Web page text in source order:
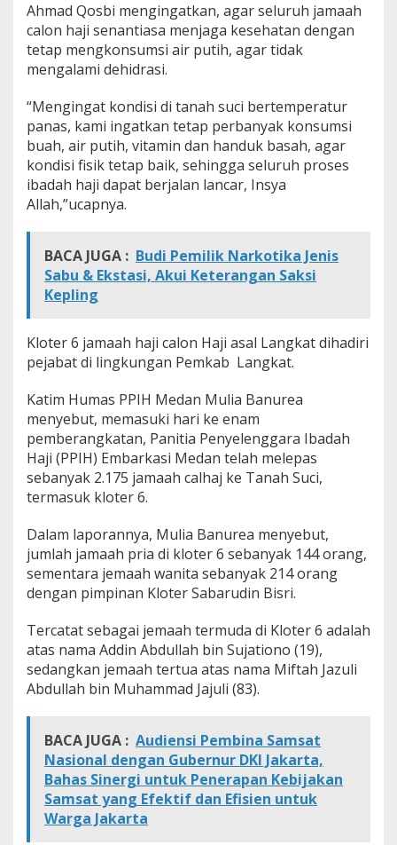
Ahmad Qosbi mengingatkan, agar seluruh jamaah
calon haji senantiasa menjaga kesehatan dengan
tetap mengkonsumsi air putih, agar tidak
mengalami dehidrasi.
“Mengingat kondisi di tanah suci bertemperatur
panas, kami ingatkan tetap perbanyak konsumsi
buah, air putih, vitamin dan handuk basah, agar
kondisi fisik tetap baik, sehingga seluruh proses
ibadah haji dapat berjalan lancar, Insya
Allah,”ucapnya.
BACA JUGA : Budi Pemilik Narkotika Jenis
Sabu & Ekstasi, Akui Keterangan Saksi
Kepling
Kloter 6 jamaah haji calon Haji asal Langkat dihadiri
pejabat di lingkungan Pemkab Langkat.
Katim Humas PPIH Medan Mulia Banurea
menyebut, memasuki hari ke enam
pemberangkatan, Panitia Penyelenggara Ibadah
Haji (PPIH) Embarkasi Medan telah melepas
sebanyak 2.175 jamaah calhaj ke Tanah Suci,
termasuk kloter 6.
Dalam laporannya, Mulia Banurea menyebut,
jumlah jamaah pria di kloter 6 sebanyak 144 orang,
sementara jemaah wanita sebanyak 214 orang
dengan pimpinan Kloter Sabarudin Bisri.
Tercatat sebagai jemaah termuda di Kloter 6 adalah
atas nama Addin Abdullah bin Sujationo (19),
sedangkan jemaah tertua atas nama Miftah Jazuli
Abdullah bin Muhammad Jajuli (83).
BACA JUGA : Audiensi Pembina Samsat
Nasional dengan Gubernur DKI Jakarta,
Bahas Sinergi untuk Penerapan Kebijakan
Samsat yang Efektif dan Efisien untuk
Warga Jakarta